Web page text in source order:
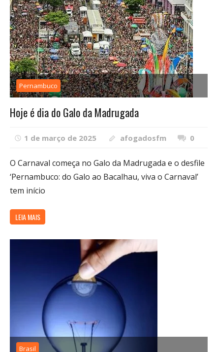
Pernambuco
Hoje é dia do Galo da Madrugada
1 de março de 2025 afogadosfm 0
O Carnaval começa no Galo da Madrugada e o desfile
‘Pernambuco: do Galo ao Bacalhau, viva o Carnaval’
tem início
LEIA MAIS
Brasil